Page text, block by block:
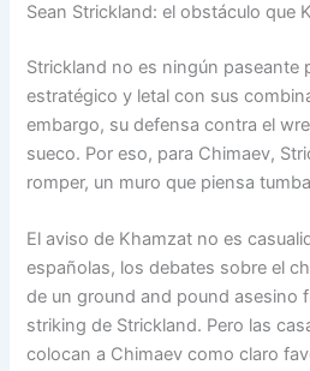
Sean Strickland: el obstáculo que
Strickland no es ningún paseante
estratégico y letal con sus
embargo, su defensa contra el
sueco. Por eso, para Chimaev,
romper, un muro que piensa
El aviso de Khamzat no es
españolas, los debates sobre el
de un ground and pound asesino
striking de Strickland. Pero las
colocan a Chimaev como claro